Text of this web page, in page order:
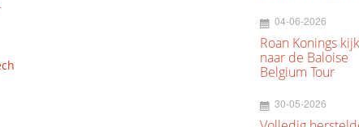
04-06-2026
Roan Konings
naar de Baloise
Belgium Tour
30-05-2026